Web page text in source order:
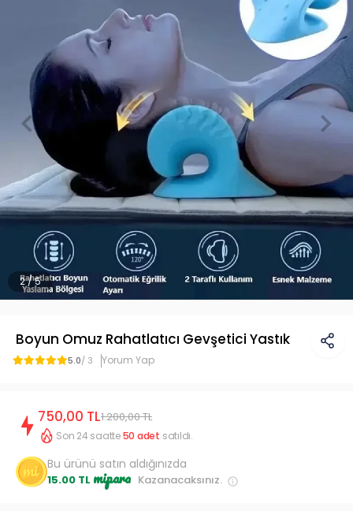
2 / 5
Boyun Omuz Rahatlatıcı Gevşetici Yastık
5.0/ 3 Yorum Yap
750,00 TL1.200,00 TL
Son 24 saatte50 adet satıldı.
Bu ürünü satın aldığınızda
15.00 TL mipara Kazanacaksınız.